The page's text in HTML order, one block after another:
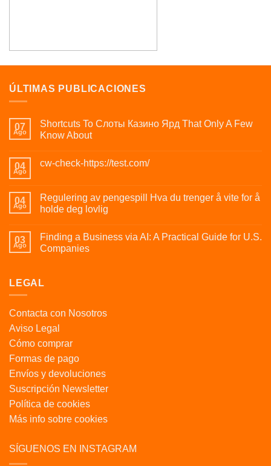
ÚLTIMAS PUBLICACIONES
07
Ago
Shortcuts To Слоты Казино Ярд That Only A Few
Know About
04
Ago
cw-check-https://test.com/
04
Ago
Regulering av pengespill Hva du trenger å vite for å
holde deg lovlig
03
Ago
Finding a Business via AI: A Practical Guide for U.S.
Companies
LEGAL
Contacta con Nosotros
Aviso Legal
Cómo comprar
Formas de pago
Envíos y devoluciones
Suscripción Newsletter
Política de cookies
Más info sobre cookies
SÍGUENOS EN INSTAGRAM